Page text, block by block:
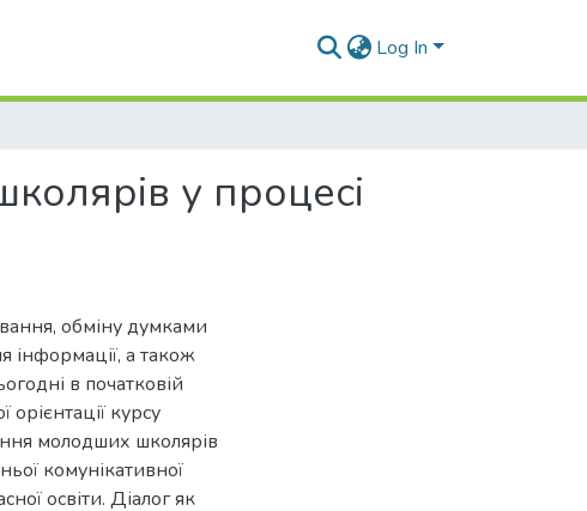
Log In
у процесі
обміну думками
інформації, а також
в початковій
курсу
молодших школярів
комунікативної
освіти. Діалог як